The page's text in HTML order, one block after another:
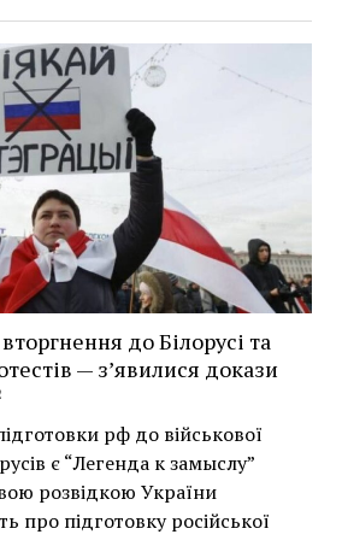
до Білорусі та
— з’явилися докази
рф до військової
є “Легенда к замыслу”
розвідкою України
про підготовку російської